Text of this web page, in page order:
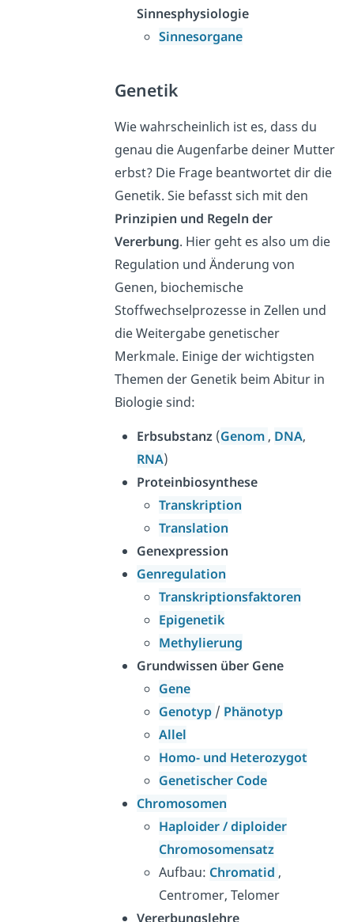
Sinnesphysiologie
Sinnesorgane
Genetik
Wie wahrscheinlich ist es, dass du
genau die Augenfarbe deiner Mutter
erbst? Die Frage beantwortet dir die
Genetik. Sie befasst sich mit den
Prinzipien und Regeln der
Vererbung. Hier geht es also um die
Regulation und Änderung von
Genen, biochemische
Stoffwechselprozesse in Zellen und
die Weitergabe genetischer
Merkmale. Einige der wichtigsten
Themen der Genetik beim Abitur in
Biologie sind:
Erbsubstanz(Genom , DNA,
RNA)
Proteinbiosynthese
Transkription
Translation
Genexpression
Genregulation
Transkriptionsfaktoren
Epigenetik
Methylierung
Grundwissen über Gene
Gene
Genotyp / Phänotyp
Allel
Homo- und Heterozygot
Genetischer Code
Chromosomen
Haploider / diploider
Chromosomensatz
Aufbau: Chromatid ,
Centromer, Telomer
Vererbungslehre